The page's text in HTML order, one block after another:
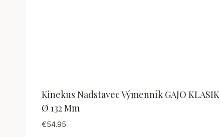
Kinekus Nadstavec Výmenník GAJO KLASIK
Ø 132 Mm
€54.95